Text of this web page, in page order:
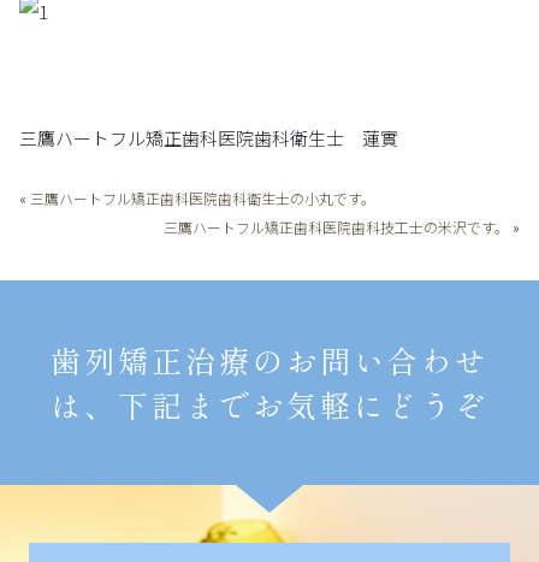
三鷹ハートフル矯正歯科医院歯科衛生士 蓮實
« 三鷹ハートフル矯正歯科医院歯科衛生士の小丸です。
三鷹ハートフル矯正歯科医院歯科技工士の米沢です。
»
歯列矯正治療のお問い合わせ
は、下記までお気軽にどうぞ